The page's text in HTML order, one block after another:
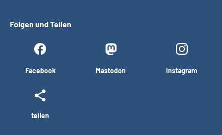
Folgen und Teilen
Facebook Mastodon Instagram
teilen